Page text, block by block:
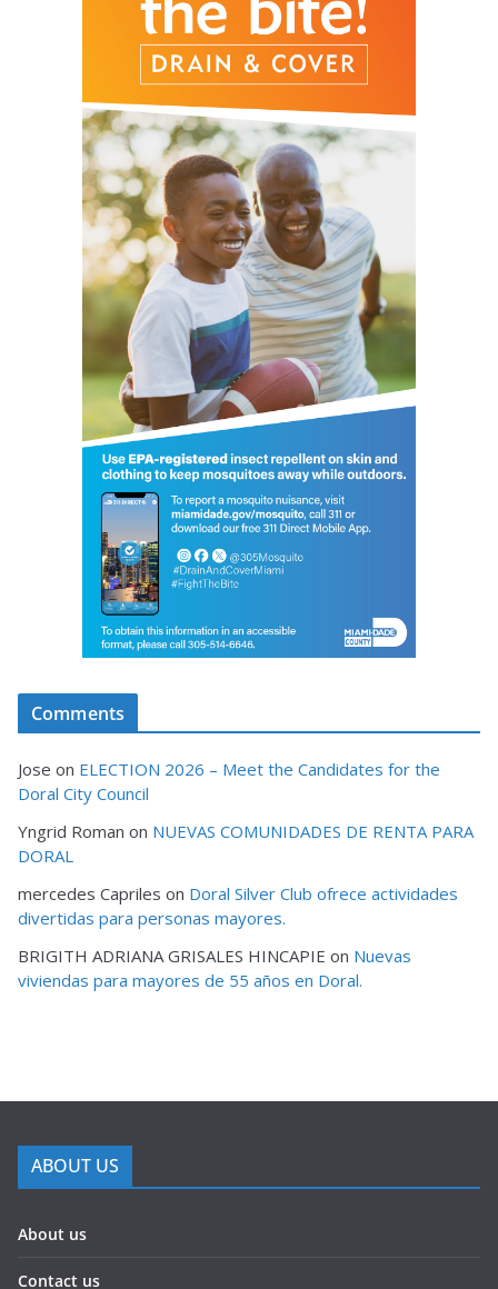
Comments
Jose on ELECTION 2026 – Meet the Candidates for the
Doral City Council
Yngrid Roman on NUEVAS COMUNIDADES DE RENTA PARA
DORAL
mercedes Capriles on Doral Silver Club ofrece actividades
divertidas para personas mayores.
BRIGITH ADRIANA GRISALES HINCAPIE on Nuevas
viviendas para mayores de 55 años en Doral.
ABOUT US
About us
Contact us